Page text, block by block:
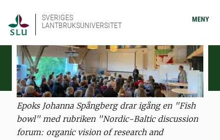
SVERIGES
LANTBRUKSUNIVERSITET
MENY
Epoks Johanna Spångberg drar igång en "Fish
bowl" med rubriken "Nordic-Baltic discussion
forum: organic vision of research and